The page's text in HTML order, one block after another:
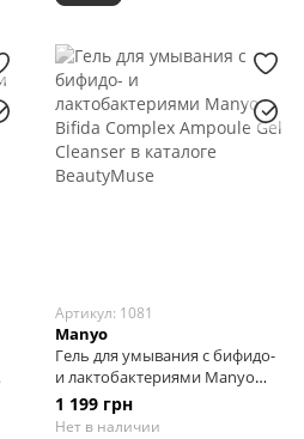
Артикул: 1081
Manyo
Гель для умывания с бифидо-
и лактобактериями Manyo
Bifida Complex Ampoule Gel
Cleanser, 400 мл
1 199 грн
Нет в наличии